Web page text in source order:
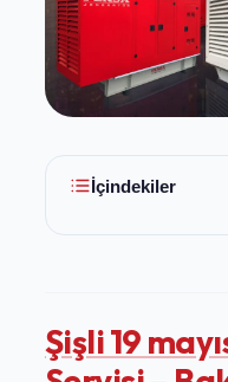
İçindekiler
Şişli 19